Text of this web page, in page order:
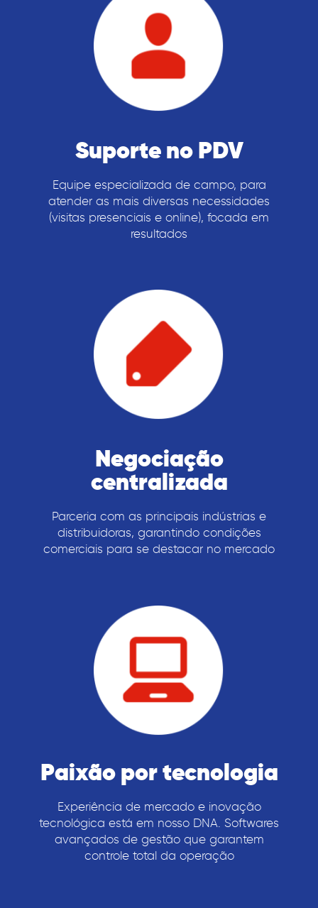
Suporte no PDV
Equipe especializada de campo, para
atender as mais diversas necessidades
(visitas presenciais e online), focada em
resultados
Negociação
centralizada
Parceria com as principais indústrias e
distribuidoras, garantindo condições
comerciais para se destacar no mercado
Paixão por tecnologia
Experiência de mercado e inovação
tecnológica está em nosso DNA. Softwares
avançados de gestão que garantem
controle total da operação